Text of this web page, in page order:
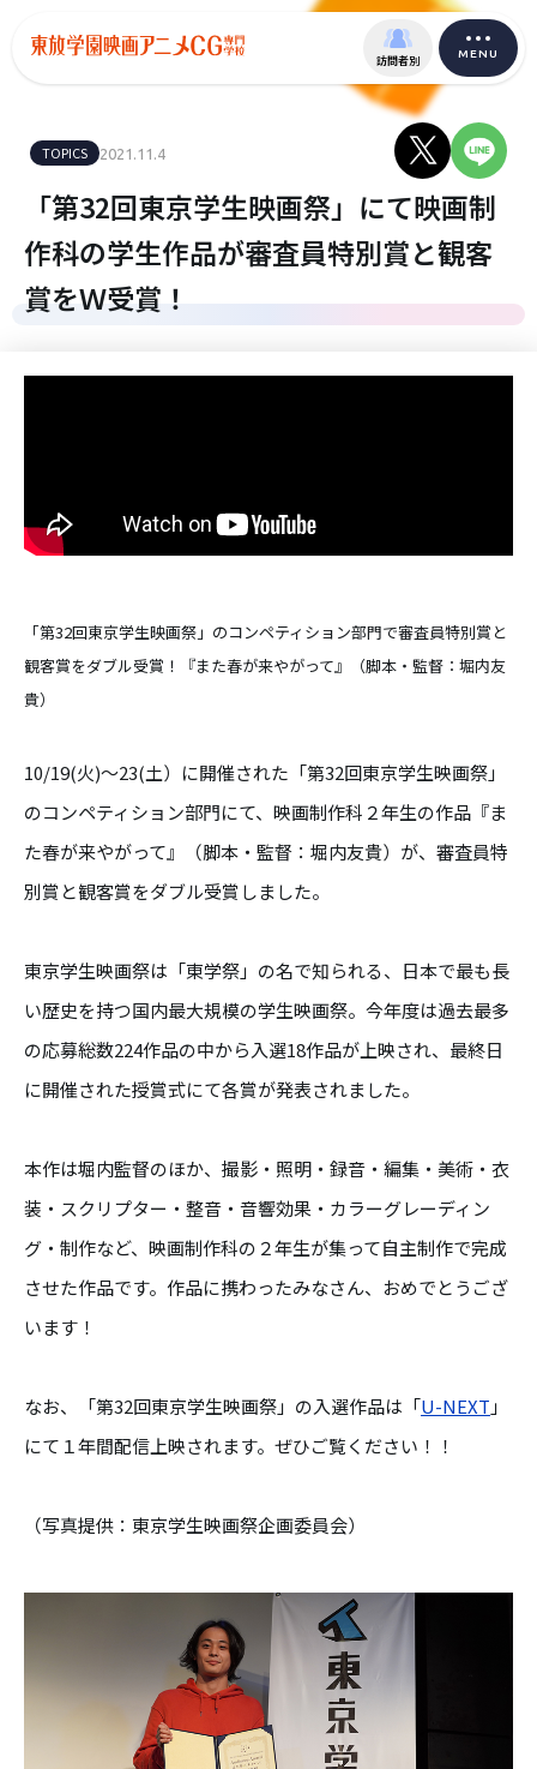
訪問者別 MENU
TOPICS 2021.11.4
「第32回東京学生映画祭」にて映画制
作科の学生作品が審査員特別賞と観客
賞をＷ受賞！
「第32回東京学生映画祭」のコンペティション部門で審査員特別賞と
観客賞をダブル受賞！『また春が来やがって』（脚本・監督：堀内友
貴）
10/19(火)～23(土）に開催された「第32回東京学生映画祭」
のコンペティション部門にて、映画制作科２年生の作品『ま
た春が来やがって』（脚本・監督：堀内友貴）が、審査員特
別賞と観客賞をダブル受賞しました。
東京学生映画祭は「東学祭」の名で知られる、日本で最も長
い歴史を持つ国内最大規模の学生映画祭。今年度は過去最多
の応募総数224作品の中から入選18作品が上映され、最終日
に開催された授賞式にて各賞が発表されました。
本作は堀内監督のほか、撮影・照明・録音・編集・美術・衣
装・スクリプター・整音・音響効果・カラーグレーディン
グ・制作など、映画制作科の２年生が集って自主制作で完成
させた作品です。作品に携わったみなさん、おめでとうござ
います！
なお、「第32回東京学生映画祭」の入選作品は「U-NEXT 」
にて１年間配信上映されます。ぜひご覧ください！！
（写真提供：東京学生映画祭企画委員会）